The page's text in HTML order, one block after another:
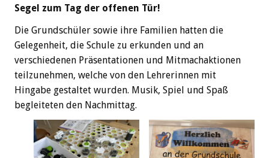
Segel zum Tag der offenen Tür!
Die Grundschüler sowie ihre Familien hatten die
Gelegenheit, die Schule zu erkunden und an
verschiedenen Präsentationen und Mitmachaktionen
teilzunehmen, welche von den Lehrerinnen mit
Hingabe gestaltet wurden. Musik, Spiel und Spaß
begleiteten den Nachmittag.